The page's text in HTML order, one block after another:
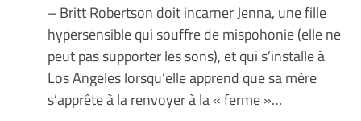
– Britt Robertson doit incarner Jenna, une fille
hypersensible qui souffre de mispohonie (elle ne
peut pas supporter les sons), et qui s’installe à
Los Angeles lorsqu’elle apprend que sa mère
s’apprête à la renvoyer à la « ferme »…